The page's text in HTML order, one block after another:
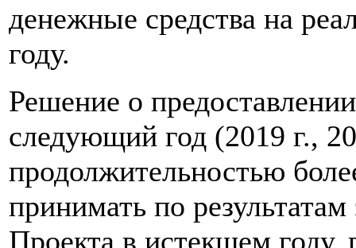
денежные средства на
году.
Решение о
следующий год (2019 г.,
продолжительностью
принимать по
Проекта в истекшем году,